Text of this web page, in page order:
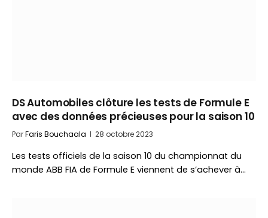
DS Automobiles clôture les tests de Formule E
avec des données précieuses pour la saison 10
ParFaris Bouchaala 28 octobre 2023
Les tests officiels de la saison 10 du championnat du
monde ABB FIA de Formule E viennent de s’achever à…